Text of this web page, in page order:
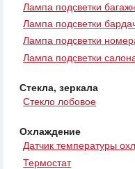
Лампа подсветки
Лампа подсветки
Лампа подсветки
Лампа подсветки
Стекла, зеркала
Стекло лобовое
Охлаждение
Датчик температуры
Термостат